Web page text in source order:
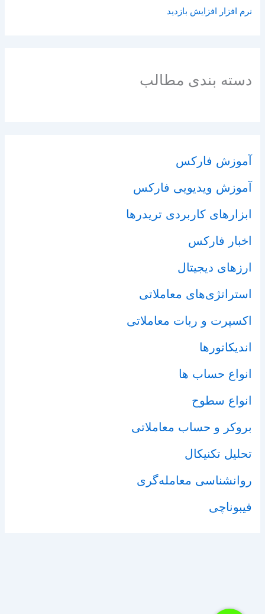
نرم افزار افزایش بازدید
دسته بندی مطالب
آموزش فارکس
آموزش ویدیویی فارکس
ابزارهای کاربردی تریدرها
اخبار فارکس
ارزهای دیجیتال
استراتژی‌های معاملاتی
اکسپرت و ربات معاملاتی
اندیکاتورها
انواع حساب ها
انواع سطوح
بروکر و حساب معاملاتی
تحلیل تکنیکال
روانشناسی معامله‌گری
فیبوناچی